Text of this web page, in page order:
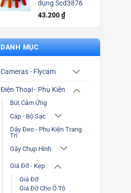
dụng Scd3876
43.200₫
DANH MỤC
Cameras - Flycam
Điện Thoại - Phụ Kiện
Bút Cảm Ứng
Cáp - Bộ Sạc
Dây Đeo - Phụ Kiện Trang
Trí
Gậy Chụp Hình
Giá Đỡ - Kẹp
Giá Đỡ
Giá Đỡ Cho Ô Tô